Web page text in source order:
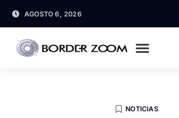
AGOSTO 6, 2026
NOTICIAS